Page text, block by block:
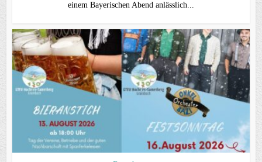
einem Bayerischen Abend anlässlich...